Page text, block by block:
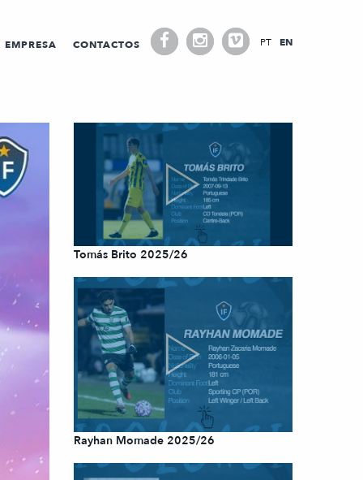
EMPRESA CONTACTOS PT EN
Tomás Brito 2025/26
Rayhan Momade 2025/26